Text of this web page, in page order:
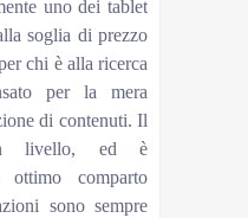
uno dei tablet
soglia di prezzo
chi è alla ricerca
per la mera
di contenuti. Il
livello, ed è
ottimo comparto
sono sempre